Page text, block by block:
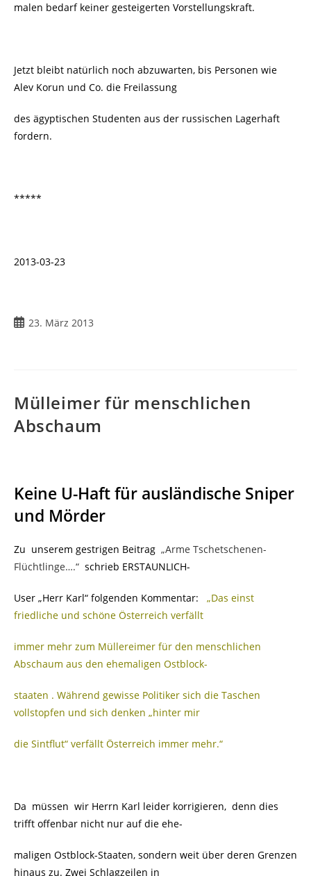
malen bedarf keiner gesteigerten Vorstellungskraft.
Jetzt bleibt natürlich noch abzuwarten, bis Personen wie
Alev Korun und Co. die Freilassung
des ägyptischen Studenten aus der russischen Lagerhaft
fordern.
*****
2013-03-23
23. März 2013
Mülleimer für menschlichen
Abschaum
Keine U-Haft für ausländische Sniper
und Mörder
Zu unserem gestrigen Beitrag „Arme Tschetschenen-
Flüchtlinge….“ schrieb ERSTAUNLICH-
User „Herr Karl“ folgenden Kommentar: „Das einst
friedliche und schöne Österreich verfällt
immer mehr zum Müllereimer für den menschlichen
Abschaum aus den ehemaligen Ostblock-
staaten . Während gewisse Politiker sich die Taschen
vollstopfen und sich denken „hinter mir
die Sintflut“ verfällt Österreich immer mehr.“
Da müssen wir Herrn Karl leider korrigieren, denn dies
trifft offenbar nicht nur auf die ehe-
maligen Ostblock-Staaten, sondern weit über deren Grenzen
hinaus zu. Zwei Schlagzeilen in